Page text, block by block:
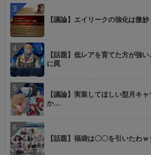
【議論】エイリークの強化は微妙
【話題】低レアを育てた方が強
に罠
【議論】実装してほしい型月キ
か…
【話題】福袋は〇〇を引いたわｗ